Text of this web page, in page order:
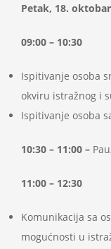
Petak, 18.
09:00 – 10:30
Ispitivanje osoba
okviru istražnog i
Ispitivanje osoba
10:30 – 11:00 –
11:00 – 12:30
Komunikacija sa
mogućnosti u